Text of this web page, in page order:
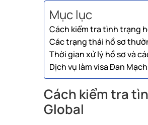
Mục lục
Cách kiểm tra tình trạng
Các trạng thái hồ sơ
Thời gian xử lý hồ sơ và
Dịch vụ làm visa Đan
Cách kiểm tra
Global